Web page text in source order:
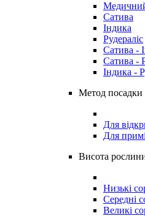
Сатива
Індика
Рудераліс
Сатива -
Сатива -
Індика -
Метод посадки
Для
Для
Висота
Низькі
Середні
Великі